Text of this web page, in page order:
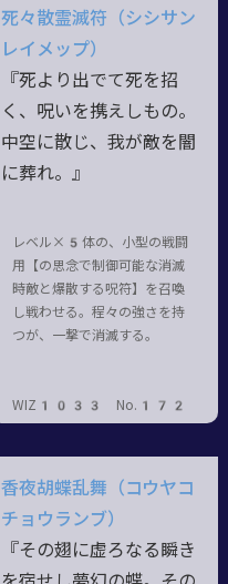
死々散霊滅符（シシサン
レイメップ）
『死より出でて死を招
く、呪いを携えしもの。
中空に散じ、我が敵を闇
に葬れ。』
レベル×5体の、小型の戦闘
用【の思念で制御可能な消滅
時敵と爆散する呪符】を召喚
し戦わせる。程々の強さを持
つが、一撃で消滅する。
WIZ1033 No.172
香夜胡蝶乱舞（コウヤコ
チョウランブ）
『その翅に虚ろなる瞬き